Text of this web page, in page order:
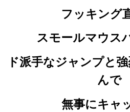
フッキング
スモールマウス
ド派手なジャンプと
んで
無事にキャ